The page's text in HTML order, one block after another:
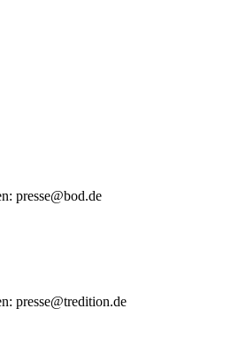
presse@bod.de
presse@tredition.de